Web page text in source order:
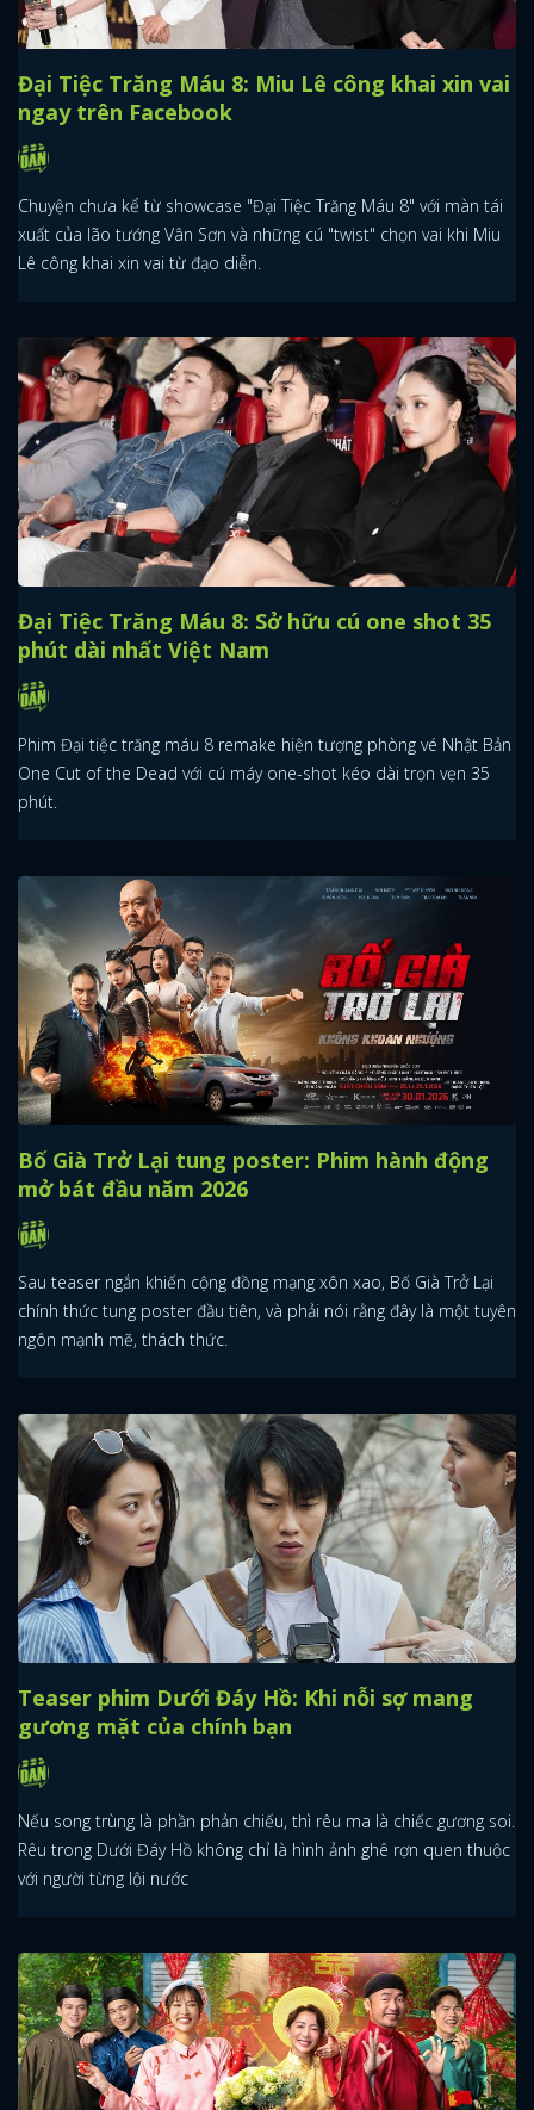
Đại Tiệc Trăng Máu 8: Miu Lê công khai xin vai
ngay trên Facebook
Chuyện chưa kể từ showcase "Đại Tiệc Trăng Máu 8" với màn tái
xuất của lão tướng Vân Sơn và những cú "twist" chọn vai khi Miu
Lê công khai xin vai từ đạo diễn.
Đại Tiệc Trăng Máu 8: Sở hữu cú one shot 35
phút dài nhất Việt Nam
Phim Đại tiệc trăng máu 8 remake hiện tượng phòng vé Nhật Bản
One Cut of the Dead với cú máy one-shot kéo dài trọn vẹn 35
phút.
Bố Già Trở Lại tung poster: Phim hành động
mở bát đầu năm 2026
Sau teaser ngắn khiến cộng đồng mạng xôn xao, Bố Già Trở Lại
chính thức tung poster đầu tiên, và phải nói rằng đây là một tuyên
ngôn mạnh mẽ, thách thức.
Teaser phim Dưới Đáy Hồ: Khi nỗi sợ mang
gương mặt của chính bạn
Nếu song trùng là phần phản chiếu, thì rêu ma là chiếc gương soi.
Rêu trong Dưới Đáy Hồ không chỉ là hình ảnh ghê rợn quen thuộc
với người từng lội nước